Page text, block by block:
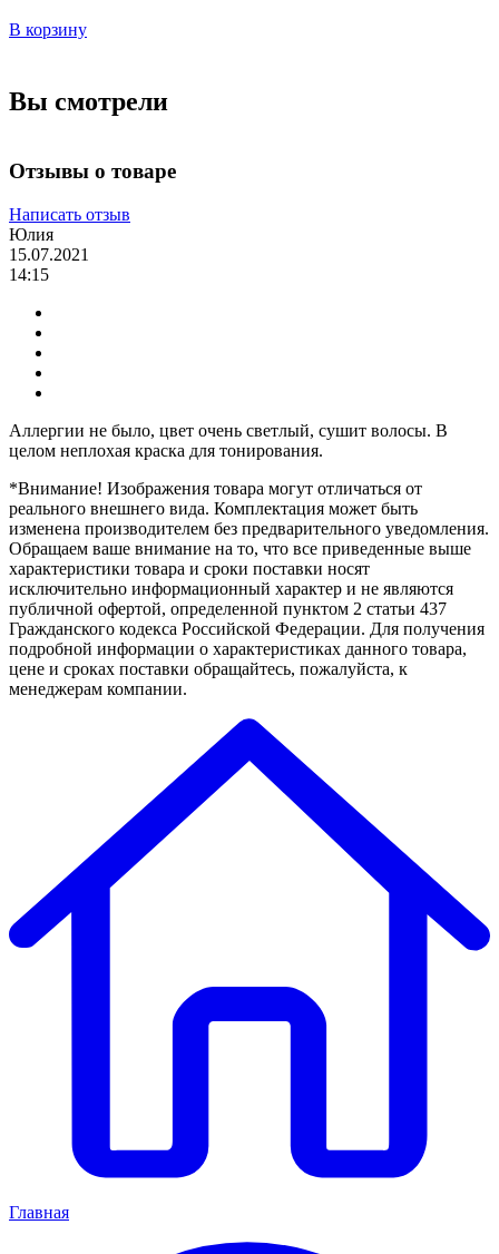
В корзину
Вы смотрели
Отзывы о товаре
Написать отзыв
Юлия
15.07.2021
14:15
Аллергии не было, цвет очень светлый, сушит волосы. В
целом неплохая краска для тонирования.
*Внимание! Изображения товара могут отличаться от
реального внешнего вида. Комплектация может быть
изменена производителем без предварительного уведомления.
Обращаем ваше внимание на то, что все приведенные выше
характеристики товара и сроки поставки носят
исключительно информационный характер и не являются
публичной офертой, определенной пунктом 2 статьи 437
Гражданского кодекса Российской Федерации. Для получения
подробной информации о характеристиках данного товара,
цене и сроках поставки обращайтесь, пожалуйста, к
менеджерам компании.
Главная